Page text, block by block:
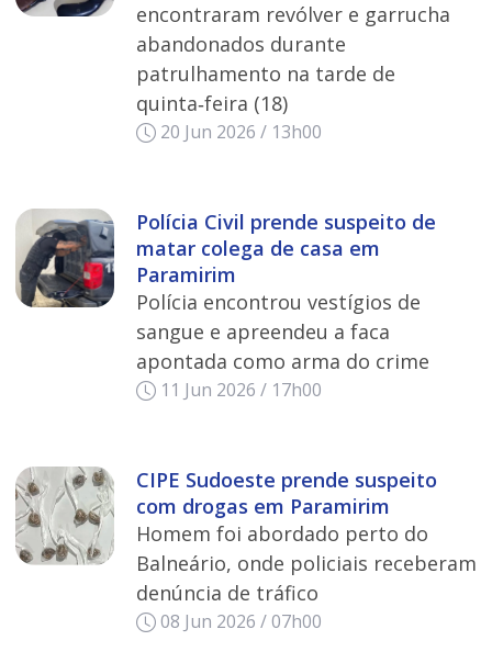
encontraram revólver e garrucha
abandonados durante
patrulhamento na tarde de
quinta‑feira (18)
20 Jun 2026 / 13h00
Polícia Civil prende suspeito de
matar colega de casa em
Paramirim
Polícia encontrou vestígios de
sangue e apreendeu a faca
apontada como arma do crime
11 Jun 2026 / 17h00
CIPE Sudoeste prende suspeito
com drogas em Paramirim
Homem foi abordado perto do
Balneário, onde policiais receberam
denúncia de tráfico
08 Jun 2026 / 07h00